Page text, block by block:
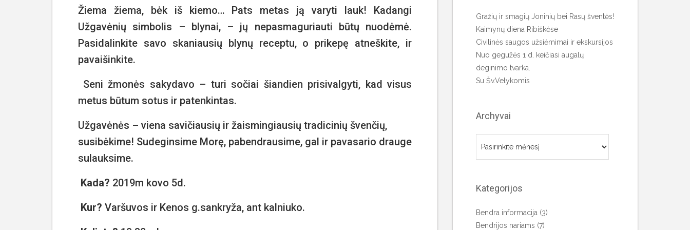
Žiema žiema, bėk iš kiemo… Pats metas ją varyti lauk! Kadangi
Užgavėnių simbolis – blynai, – jų nepasmaguriauti būtų nuodėmė.
Pasidalinkite savo skaniausių blynų receptu, o prikepę atneškite, ir
pavaišinkite.
Seni žmonės sakydavo – turi sočiai šiandien prisivalgyti, kad visus
metus būtum sotus ir patenkintas.
Užgavėnės – viena savičiausių ir žaismingiausių tradicinių švenčių,
susibėkime! Sudeginsime Morę, pabendrausime, gal ir pavasario drauge
sulauksime.
Kada? 2019m kovo 5d.
Kur? Varšuvos ir Kenos g.sankryža, ant kalniuko.
Gražių ir smagių Joninių bei Rasų šventės!
Kaimynų diena Ribiškėse
Civilinės saugos užsiėmimai ir ekskursijos
Nuo gegužės 1 d. keičiasi augalų
deginimo tvarka.
Su Šv.Velykomis
Archyvai
Kategorijos
Bendra informacija (3)
Bendrijos nariams (7)